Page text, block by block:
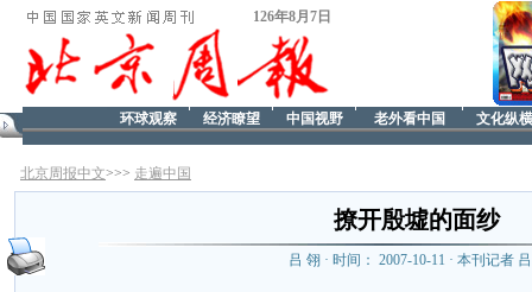
126年8月7日
文化纵横
老外看中国
中国视野
经济瞭望
环球观察
北京周报中文>>> 走遍中国
撩开殷墟的面纱
吕 翎 · 时间： 2007-10-11 · 本刊记者